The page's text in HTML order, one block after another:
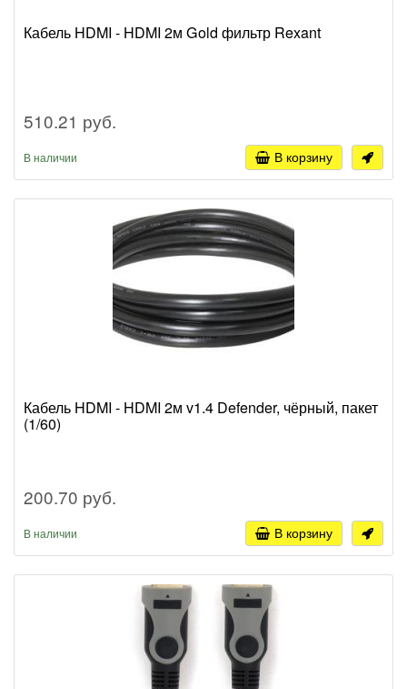
Кабель HDMI - HDMI 2м Gold фильтр Rexant
510.21 руб.
В наличии В корзину
Кабель HDMI - HDMI 2м v1.4 Defender, чёрный, пакет
(1/60)
200.70 руб.
В наличии В корзину